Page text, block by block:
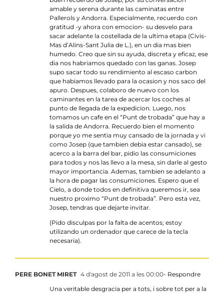
amable y serena durante las caminatas entre
Pallerols y Andorra. Especialmente, recuerdo con
gratitud -y ahora con emocion- su desvelo para
sacar adelante la costellada de la ultima etapa (Civis-
Mas d’Alins-Sant Julia de L.), en un dia mas bien
humedo. Creo que sin su ayuda, discreta y eficaz, ese
dia nos habriamos quedado con las ganas. Josep
supo sacar todo su rendimiento al escaso carbon
que habiamos llevado para la ocasion y nos saco del
apuro. Despues, colaboro de nuevo con los
caminantes en la tarea de acercar los coches al
punto de llegada de la expedicion. Luego, nos
tomamos un cafe en el “Punt de trobada” que hay a
la salida de Andorra. Recuerdo bien el momento
porque yo me sentia muy cansado de la jornada y vi
como Josep (que tambien debia estar cansado), se
acerco a la barra del bar, pidio las consumiciones
para todos y nos las llevo a la mesa, sin darle al gesto
mayor importancia. Ademas, tambien se adelanto a
la hora de pagar las consumiciones. Espero que el
Cielo, a donde todos en definitiva queremos ir, sea
nuestro proximo “Punt de trobada”. Pero esta vez,
Josep, tendras que dejarte invitar.
(Pido disculpas por la falta de acentos; estoy
utilizando un ordenador que carece de la tecla
necesaria).
PERE BONET MIRET 4 d'agost de 2011 a les 00:00- Respondre
Una veritable desgracia per a tots, i sobre tot per a la